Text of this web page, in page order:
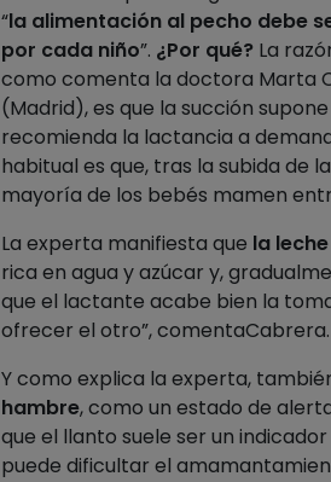
“la alimentación al pecho debe
por cada niño”. ¿Por qué? La
como comenta la doctora Marta
(Madrid), es que la succión
recomienda la lactancia a
habitual es que, tras la subida de
mayoría de los bebés mamen
La experta manifiesta que la
rica en agua y azúcar y,
que el lactante acabe bien la
ofrecer el otro”, comentaCabrera.
Y como explica la experta,
hambre, como un estado de
que el llanto suele ser un
puede dificultar el